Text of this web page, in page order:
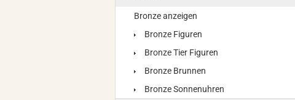
Bronze anzeigen
Bronze Figuren
Bronze Tier Figuren
Bronze Brunnen
Bronze Sonnenuhren